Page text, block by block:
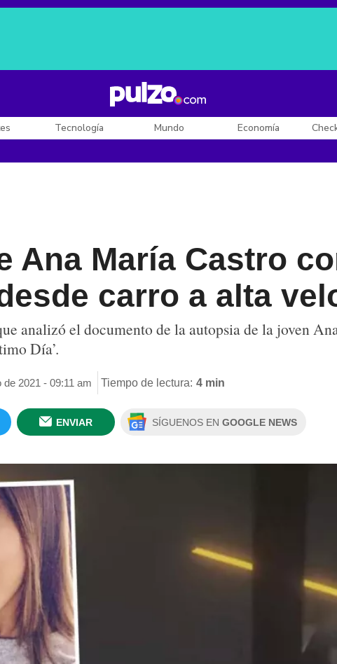
Posesión de De la Espriella
Tecnología Mundo Economía
Ana María Castro
carro a alta
analizó el documento de la autopsia de la joven
Día’.
2021 - 09:11 am Tiempo de lectura: 4 min
ENVIAR SÍGUENOS EN GOOGLE NEWS